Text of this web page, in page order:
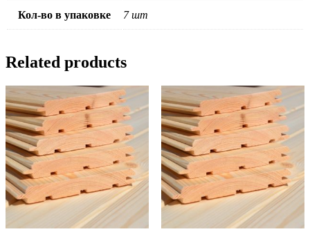
Кол-во в упаковке 7 шт
Related products